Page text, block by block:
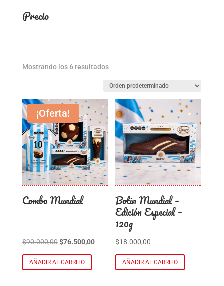
Precio
Mostrando los 6 resultados
¡Oferta!
Combo Mundial
$90.000,00 El
precio
original
$76.500,00El
AÑADIR AL CARRITO
Botin Mundial –
Edición Especial –
120g
$18.000,00
AÑADIR AL CARRITO